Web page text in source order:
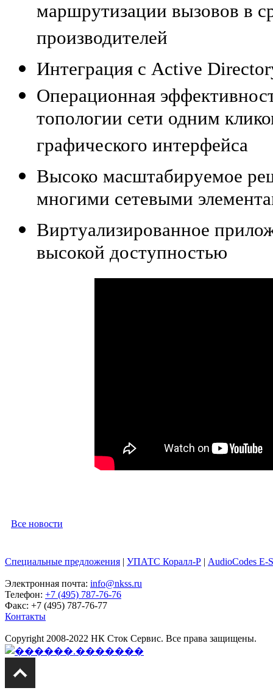
маршрутизации вызовов в
производителей
Интеграция с Active
Операционная
топологии сети одним
графического интерфейса
Высоко масштабируемое
многими сетевыми
Виртуализированное
высокой доступностью
Все новости
Специальные предложения | УПАТС Коралл-Р | AudioCodes E-
Электронная почта: info@nkss.ru
Телефон: +7 (495) 787-76-76
Факс: +7 (495) 787-76-77
Контакты
Copyright 2008-2022 НК Сток Сервис. Все права защищены.